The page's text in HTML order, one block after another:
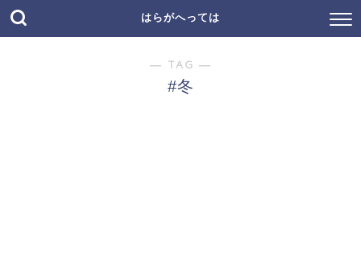
はらがへっては
― TAG ―
#冬